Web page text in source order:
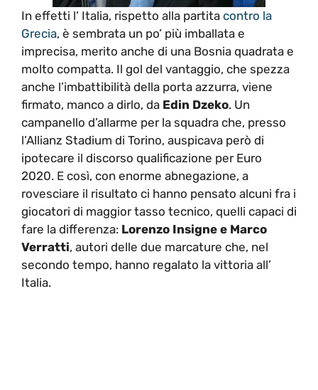
In effetti l’ Italia, rispetto alla partita contro la
Grecia, è sembrata un po’ più imballata e
imprecisa, merito anche di una Bosnia quadrata e
molto compatta. Il gol del vantaggio, che spezza
anche l’imbattibilità della porta azzurra, viene
firmato, manco a dirlo, da Edin Dzeko. Un
campanello d’allarme per la squadra che, presso
l’Allianz Stadium di Torino, auspicava però di
ipotecare il discorso qualificazione per Euro
2020. E così, con enorme abnegazione, a
rovesciare il risultato ci hanno pensato alcuni fra i
giocatori di maggior tasso tecnico, quelli capaci di
fare la differenza: Lorenzo Insigne e Marco
Verratti, autori delle due marcature che, nel
secondo tempo, hanno regalato la vittoria all’
Italia.